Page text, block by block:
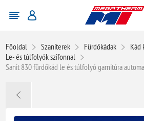
Főoldal Szaniterek Fürdőkádak
Kád
Le- és túlfolyók szifonnal
Sanit 830 fürdőkád le és túlfolyó garnitúra